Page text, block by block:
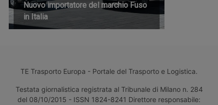
Nuovo importatore del marchio Fuso
in Italia
TE Trasporto Europa - Portale del Trasporto e Logistica.
Testata giornalistica registrata al Tribunale di Milano n. 284
del 08/10/2015 - ISSN 1824-8241 Direttore responsabile: